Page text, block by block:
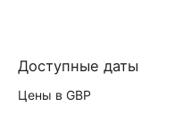
Доступные даты
Цены в GBP